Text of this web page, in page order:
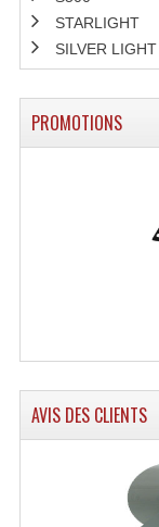
STARLIGHT
SILVER
PROMOTIONS
AVIS DES CLIENTS